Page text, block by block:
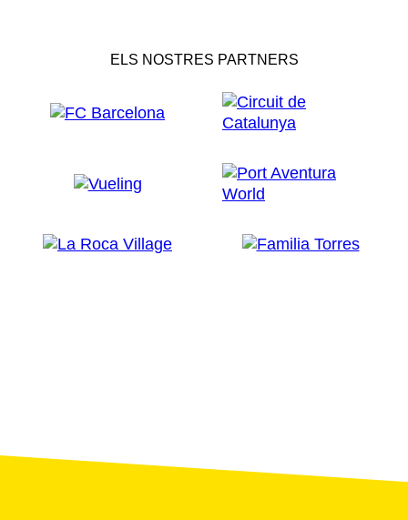
ELS NOSTRES PARTNERS